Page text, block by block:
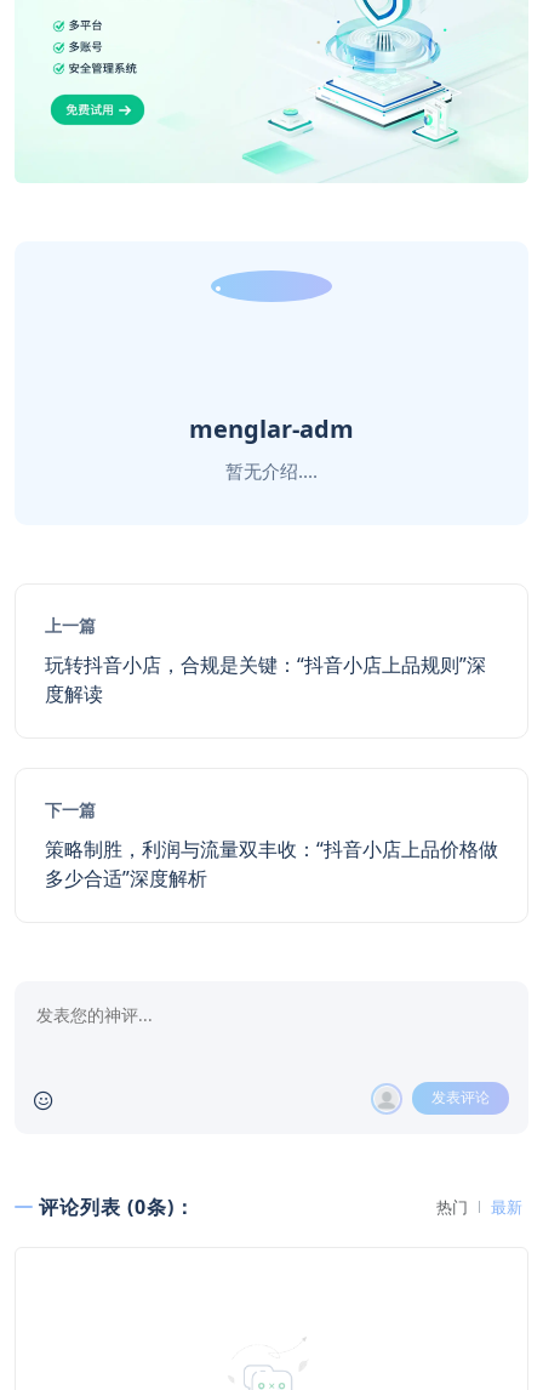
menglar-adm
暂无介绍....
上一篇
玩转抖音小店，合规是关键：“抖音小店上品规则”深
度解读
下一篇
策略制胜，利润与流量双丰收：“抖音小店上品价格做
多少合适”深度解析
发表评论
评论列表 (0条)： 热门 最新